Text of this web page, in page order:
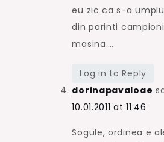
eu zic ca s-a
din parinti
masina….
Log in to Reply
dorinapavaloae
10.01.2011 at 11:46
Sogule, ordinea e